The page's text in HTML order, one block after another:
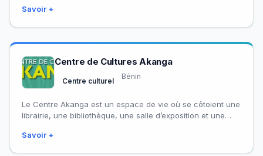
Savoir +
Centre de Cultures Akanga
Centre culturel
Bénin
Le Centre Akanga est un espace de vie où se côtoient une
librairie, une bibliothèque, une salle d’exposition et une
Savoir +